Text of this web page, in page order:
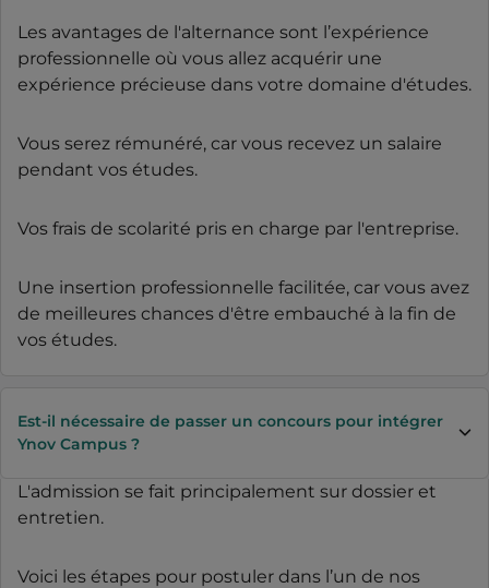
Les avantages de l'alternance sont l’expérience
professionnelle où vous allez acquérir une
expérience précieuse dans votre domaine d'études.
Vous serez rémunéré, car vous recevez un salaire
pendant vos études.
Vos frais de scolarité pris en charge par l'entreprise.
Une insertion professionnelle facilitée, car vous avez
de meilleures chances d'être embauché à la fin de
vos études.
Est-il nécessaire de passer un concours pour intégrer
Ynov Campus ?
L'admission se fait principalement sur dossier et
entretien.
Voici les étapes pour postuler dans l’un de nos